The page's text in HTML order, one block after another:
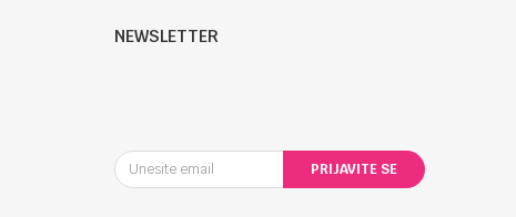
NEWSLETTER
PRIJAVITE SE